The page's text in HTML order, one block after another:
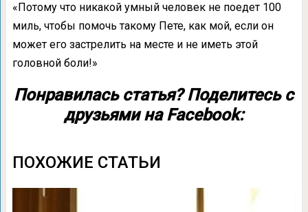
«Потому что никакой умный человек не поедет 100
миль, чтобы помочь такому Пете, как мой, если он
может его застрелить на месте и не иметь этой
головной боли!»
Понравилась статья? Поделитесь с
друзьями на Facebook:
ПОХОЖИЕ СТАТЬИ